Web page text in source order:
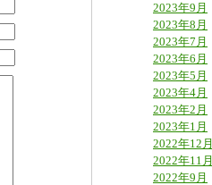
2023年9月
2023年8月
2023年7月
2023年6月
2023年5月
2023年4月
2023年2月
2023年1月
2022年12月
2022年11月
2022年9月